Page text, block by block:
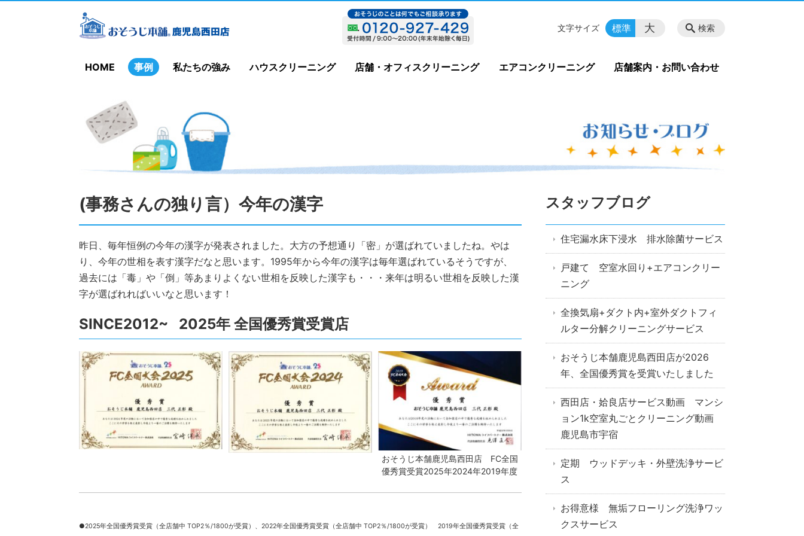
HOME 事例 私たちの強み ハウスクリーニング 店舗・オフィスクリーニング エアコンクリーニング 店舗案内・お問い合わせ
検索
文字サイズ 標準 大
(事務さんの独り言）今年の漢字
昨日、毎年恒例の今年の漢字が発表されました。大方の予想通り「密」が選ばれていましたね。やは
り、今年の世相を表す漢字だなと思います。1995年から今年の漢字は毎年選ばれているそうですが、
過去には「毒」や「倒」等あまりよくない世相を反映した漢字も・・・来年は明るい世相を反映した漢
字が選ばれればいいなと思います！
SINCE2012~ 2025年 全国優秀賞受賞店
おそうじ本舗鹿児島西田店 FC全国
優秀賞受賞2025年2024年2019年度
●2025年全国優秀賞受賞（全店舗中 TOP2％/1800が受賞）、 2022年全国優秀賞受賞（全店舗中 TOP2％/1800が受賞） 2019年全国優秀賞受賞（全
スタッフブログ
住宅漏水床下浸水 排水除菌サービス
戸建て 空室水回り+エアコンクリー
ニング
全換気扇+ダクト内+室外ダクトフィ
ルター分解クリーニングサービス
おそうじ本舗鹿児島西田店が2026
年、全国優秀賞を受賞いたしました
西田店・姶良店サービス動画 マンシ
ョン1k空室丸ごとクリーニング動画
鹿児島市宇宿
定期 ウッドデッキ・外壁洗浄サービ
ス
お得意様 無垢フローリング洗浄ワッ
クスサービス